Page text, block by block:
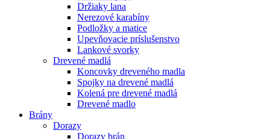
Držiaky lana
Nerezové karabíny
Podložky a matice
Upevňovacie príslušenstvo
Lankové svorky
Drevené madlá
Koncovky dreveného madla
Spojky na drevené madlá
Kolená pre drevené madlá
Drevené madlo
Brány
Dorazy
Dorazy brán